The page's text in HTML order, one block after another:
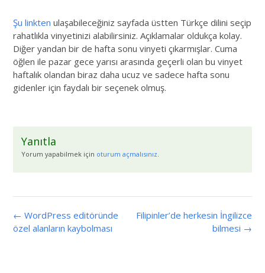
Şu linkten ulaşabileceğiniz sayfada üstten Türkçe dilini seçip
rahatlıkla vinyetinizi alabilirsiniz. Açıklamalar oldukça kolay.
Diğer yandan bir de hafta sonu vinyeti çıkarmışlar. Cuma
öğlen ile pazar gece yarısı arasında geçerli olan bu vinyet
haftalık olandan biraz daha ucuz ve sadece hafta sonu
gidenler için faydalı bir seçenek olmuş.
Yanıtla
Yorum yapabilmek için oturum açmalısınız.
← WordPress editöründe
özel alanların kaybolması
Filipinler’de herkesin İngilizce
bilmesi →